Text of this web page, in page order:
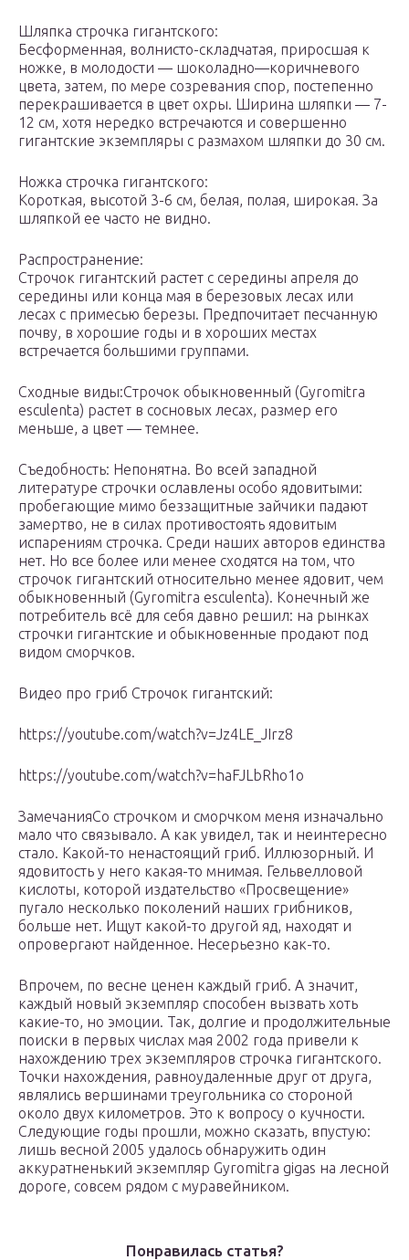
Шляпка строчка гигантского:
Бесформенная, волнисто-складчатая, приросшая к
ножке, в молодости — шоколадно—коричневого
цвета, затем, по мере созревания спор, постепенно
перекрашивается в цвет охры. Ширина шляпки — 7-
12 см, хотя нередко встречаются и совершенно
гигантские экземпляры с размахом шляпки до 30 см.
Ножка строчка гигантского:
Короткая, высотой 3-6 см, белая, полая, широкая. За
шляпкой ее часто не видно.
Распространение:
Строчок гигантский растет с середины апреля до
середины или конца мая в березовых лесах или
лесах с примесью березы. Предпочитает песчанную
почву, в хорошие годы и в хороших местах
встречается большими группами.
Сходные виды:Строчок обыкновенный (Gyromitra
esculenta) растет в сосновых лесах, размер его
меньше, а цвет — темнее.
Съедобность: Непонятна. Во всей западной
литературе строчки ославлены особо ядовитыми:
пробегающие мимо беззащитные зайчики падают
замертво, не в силах противостоять ядовитым
испарениям строчка. Среди наших авторов единства
нет. Но все более или менее сходятся на том, что
строчок гигантский относительно менее ядовит, чем
обыкновенный (Gyromitra esculenta). Конечный же
потребитель всё для себя давно решил: на рынках
строчки гигантские и обыкновенные продают под
видом сморчков.
Видео про гриб Строчок гигантский:
https://youtube.com/watch?v=Jz4LE_JIrz8
https://youtube.com/watch?v=haFJLbRho1o
ЗамечанияСо строчком и сморчком меня изначально
мало что связывало. А как увидел, так и неинтересно
стало. Какой-то ненастоящий гриб. Иллюзорный. И
ядовитость у него какая-то мнимая. Гельвелловой
кислоты, которой издательство «Просвещение»
пугало несколько поколений наших грибников,
больше нет. Ищут какой-то другой яд, находят и
опровергают найденное. Несерьезно как-то.
Впрочем, по весне ценен каждый гриб. А значит,
каждый новый экземпляр способен вызвать хоть
какие-то, но эмоции. Так, долгие и продолжительные
поиски в первых числах мая 2002 года привели к
нахождению трех экземпляров строчка гигантского.
Точки нахождения, равноудаленные друг от друга,
являлись вершинами треугольника со стороной
около двух километров. Это к вопросу о кучности.
Следующие годы прошли, можно сказать, впустую:
лишь весной 2005 удалось обнаружить один
аккуратненький экземпляр Gyromitra gigas на лесной
дороге, совсем рядом с муравейником.
Понравилась статья?